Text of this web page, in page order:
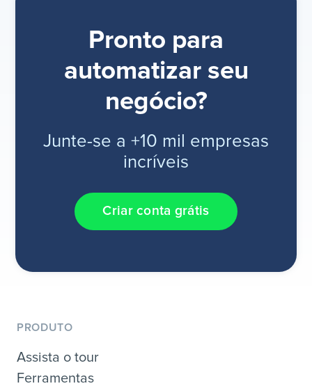
Pronto para
automatizar seu
negócio?
Junte-se a +10 mil empresas
incríveis
Criar conta grátis
PRODUTO
Assista o tour
Ferramentas